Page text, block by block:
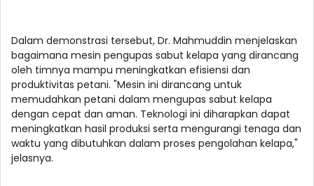
Dalam demonstrasi tersebut, Dr. Mahmuddin menjelaskan
bagaimana mesin pengupas sabut kelapa yang dirancang
oleh timnya mampu meningkatkan efisiensi dan
produktivitas petani. "Mesin ini dirancang untuk
memudahkan petani dalam mengupas sabut kelapa
dengan cepat dan aman. Teknologi ini diharapkan dapat
meningkatkan hasil produksi serta mengurangi tenaga dan
waktu yang dibutuhkan dalam proses pengolahan kelapa,"
jelasnya.